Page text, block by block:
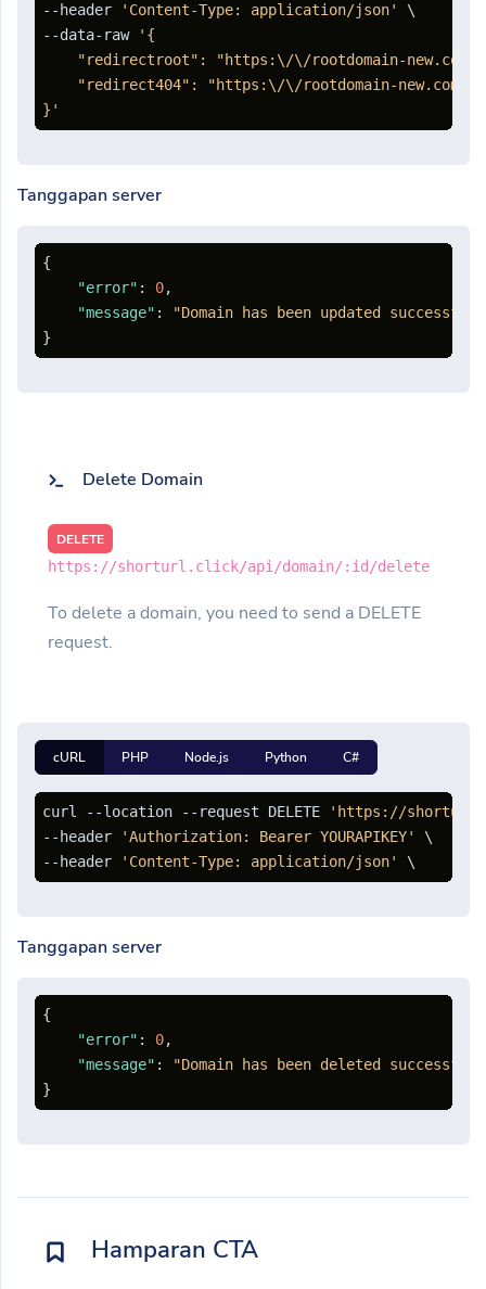
--header
'Content-Type: application/json'
\
--data-raw
'{
    "redirectroot": "https:\/\/rootdomain-new.com",
"redirect404": "https:\/\/rootdomain-new.com\/
}'
Tanggapan server
{
"error" : 0,
"message" :
"Domain has been updated
}
Delete Domain
DELETE
https://shorturl.click/api/domain/:id/delete
To delete a domain, you need to send a DELETE
request.
cURL PHP Node.js Python C#
curl --location --request DELETE
'https://
--header
'Authorization: Bearer YOURAPIKEY'
\
--header
'Content-Type: application/json'
Tanggapan server
{
"error" : 0,
"message" :
"Domain has been deleted
}
Hamparan CTA